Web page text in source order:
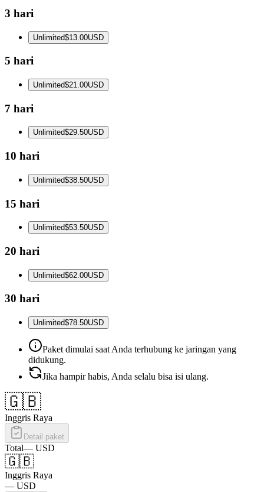
3 hari
Unlimited$13.00USD
5 hari
Unlimited$21.00USD
7 hari
Unlimited$29.50USD
10 hari
Unlimited$38.50USD
15 hari
Unlimited$53.50USD
20 hari
Unlimited$62.00USD
30 hari
Unlimited$78.50USD
Paket dimulai saat Anda terhubung ke jaringan yang
didukung.
Jika hampir habis, Anda selalu bisa isi ulang.
🇬🇧
Inggris Raya
Detail paket
Total— USD
🇬🇧
Inggris Raya
— USD